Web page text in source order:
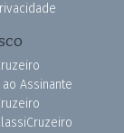
Assinante